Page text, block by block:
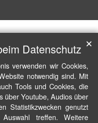
Datenschutz
verwenden wir Cookies,
notwendig sind. Mit
Tools und Cookies, die
über Youtube, Audios über
Statistikzwecken genutzt
treffen. Weitere
✕